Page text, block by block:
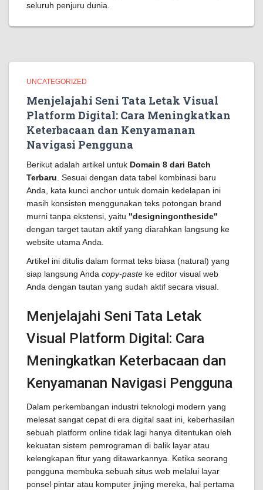
seluruh penjuru dunia.
UNCATEGORIZED
Menjelajahi Seni Tata Letak Visual
Platform Digital: Cara Meningkatkan
Keterbacaan dan Kenyamanan
Navigasi Pengguna
Berikut adalah artikel untuk Domain 8 dari Batch
Terbaru . Sesuai dengan data tabel kombinasi baru
Anda, kata kunci anchor untuk domain kedelapan ini
masih konsisten menggunakan teks potongan brand
murni tanpa ekstensi, yaitu "designingontheside"
dengan target tautan aktif yang diarahkan langsung ke
website utama Anda.
Artikel ini ditulis dalam format teks biasa (natural) yang
siap langsung Anda copy-paste ke editor visual web
Anda dengan tautan yang sudah aktif secara visual.
Menjelajahi Seni Tata Letak
Visual Platform Digital: Cara
Meningkatkan Keterbacaan dan
Kenyamanan Navigasi Pengguna
Dalam perkembangan industri teknologi modern yang
melesat sangat cepat di era digital saat ini, keberhasilan
sebuah platform online tidak lagi hanya ditentukan oleh
kekuatan sistem pemrograman di balik layar atau
kelengkapan fitur yang ditawarkannya. Ketika seorang
pengguna membuka sebuah situs web melalui layar
ponsel pintar atau komputer jinjing mereka, hal pertama